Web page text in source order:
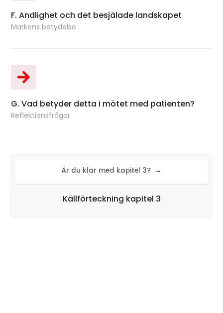
F. Andlighet och det besjälade landskapet
Markens betydelse
G. Vad betyder detta i mötet med patienten?
Reflektionsfrågor
Är du klar med kapitel 3? →
Källförteckning kapitel 3